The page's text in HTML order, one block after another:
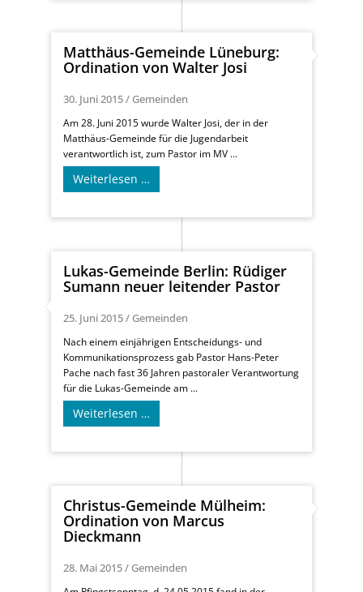
Matthäus-Gemeinde Lüneburg:
Ordination von Walter Josi
30. Juni 2015/ Gemeinden
Am 28. Juni 2015 wurde Walter Josi, der in der
Matthäus-Gemeinde für die Jugendarbeit
verantwortlich ist, zum Pastor im MV ...
Weiterlesen …
Lukas-Gemeinde Berlin: Rüdiger
Sumann neuer leitender Pastor
25. Juni 2015/ Gemeinden
Nach einem einjährigen Entscheidungs- und
Kommunikationsprozess gab Pastor Hans-Peter
Pache nach fast 36 Jahren pastoraler Verantwortung
für die Lukas-Gemeinde am ...
Weiterlesen …
Christus-Gemeinde Mülheim:
Ordination von Marcus
Dieckmann
28. Mai 2015/ Gemeinden